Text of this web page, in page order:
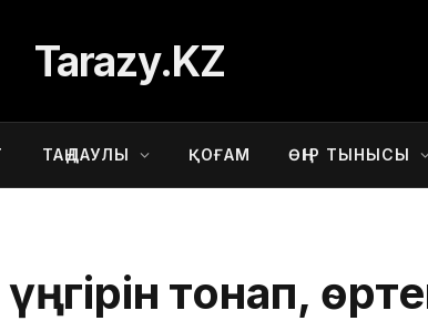
Tarazy.KZ
ТАҢДАУЛЫ ҚОҒАМ ӨҢІР ТЫНЫСЫ
тонап,